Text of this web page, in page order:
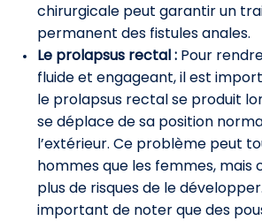
chirurgicale peut garantir un
permanent des fistules anales.
Le prolapsus rectal : Pour
fluide et engageant, il est
le prolapsus rectal se produit
se déplace de sa position
l’extérieur. Ce problème peut
hommes que les femmes, mais
plus de risques de le
important de noter que des